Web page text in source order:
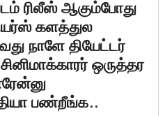
ரிலீஸ் ஆகும்போது
களத்துல
நாளே தியேட்டர்
ஒருத்தர
பண்றீங்க..